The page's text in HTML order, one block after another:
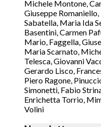
Michele Montone,
Giuseppe
Sabatella, Maria Ida
Basentini, Carmen
Mario, Faggella,
Maria Scarnato,
Telesca, Giovanni
Gerardo Lisco,
Piero Ragone,
Simonetti, Fabio
Enrichetta Torrio,
Volini